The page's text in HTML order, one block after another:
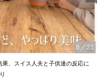
8 ／21
、スイス人夫と子供達の反応に